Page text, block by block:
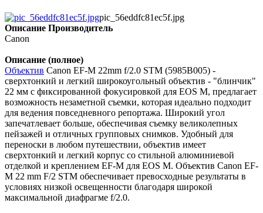
pic_56eddfc81ec5f.jpg
Описание Производитель
Canon
Описание (полное)
Объектив Canon EF-M 22mm f/2.0 STM (5985B005) -
cверхтонкий и легкий широкоугольный объектив - "блинчик"
22 мм с фиксированной фокусировкой для EOS M, предлагает
возможность незаметной съемки, которая идеально подходит
для ведения повседневного репортажа. Широкий угол
запечатлевает больше, обеспечивая съемку великолепных
пейзажей и отличных групповых снимков. Удобный для
переноски в любом путешествии, объектив имеет
сверхтонкий и легкий корпус со стильной алюминиевой
отделкой и креплением EF-M для EOS M. Объектив Canon EF-
M 22 mm F/2 STM обеспечивает превосходные результаты в
условиях низкой освещенности благодаря широкой
максимальной диафрагме f/2.0.